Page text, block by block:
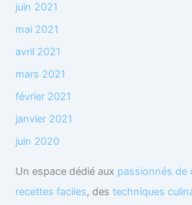
juin 2021
mai 2021
avril 2021
mars 2021
février 2021
janvier 2021
juin 2020
Un espace dédié aux passionnés de
recettes faciles, destechniques